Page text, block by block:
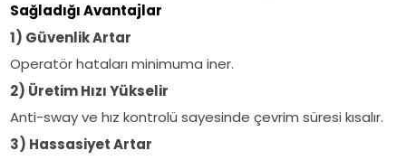
Sağladığı Avantajlar
1) Güvenlik Artar
Operatör hataları minimuma iner.
2) Üretim Hızı Yükselir
Anti-sway ve hız kontrolü sayesinde çevrim süresi kısalır.
3) Hassasiyet Artar